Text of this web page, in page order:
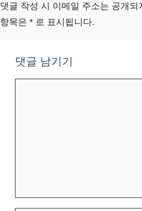
댓글 작성 시 이메일 주소는 공개되
항목은 * 로 표시됩니다.
댓글 남기기